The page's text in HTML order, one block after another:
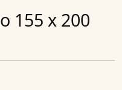
155 x 200